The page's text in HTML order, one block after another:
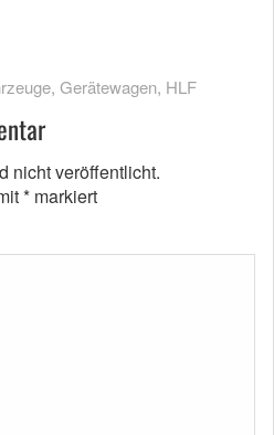
, Gerätewagen, HLF
nicht veröffentlicht.
* markiert